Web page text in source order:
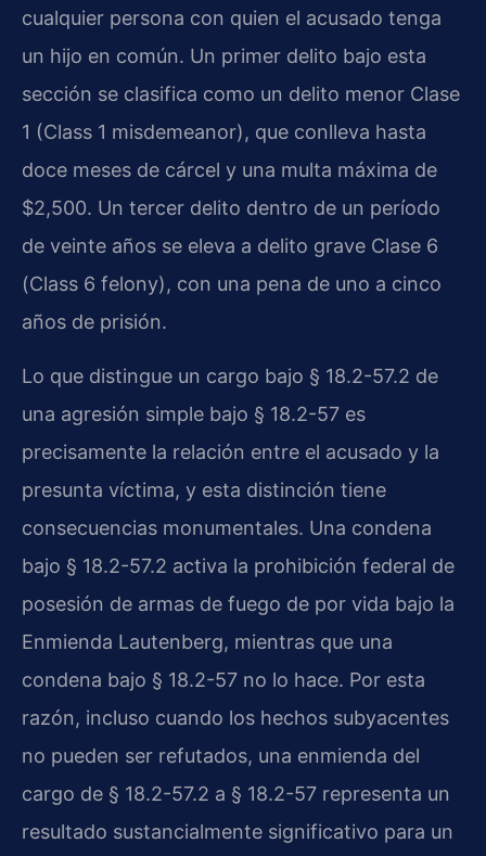
cualquier persona con quien el acusado tenga
un hijo en común. Un primer delito bajo esta
sección se clasifica como un delito menor Clase
1 (Class 1 misdemeanor), que conlleva hasta
doce meses de cárcel y una multa máxima de
$2,500. Un tercer delito dentro de un período
de veinte años se eleva a delito grave Clase 6
(Class 6 felony), con una pena de uno a cinco
años de prisión.
Lo que distingue un cargo bajo § 18.2-57.2 de
una agresión simple bajo § 18.2-57 es
precisamente la relación entre el acusado y la
presunta víctima, y esta distinción tiene
consecuencias monumentales. Una condena
bajo § 18.2-57.2 activa la prohibición federal de
posesión de armas de fuego de por vida bajo la
Enmienda Lautenberg, mientras que una
condena bajo § 18.2-57 no lo hace. Por esta
razón, incluso cuando los hechos subyacentes
no pueden ser refutados, una enmienda del
cargo de § 18.2-57.2 a § 18.2-57 representa un
resultado sustancialmente significativo para un